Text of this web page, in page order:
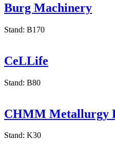
Burg Machinery
Stand: B170
CeLLife
Stand: B80
CHMM Metallurgy
Stand: K30